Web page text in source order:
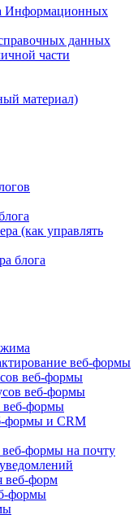
Информационных
данных
части
материал)
(как управлять
блога
веб-формы
веб-формы
веб-формы
веб-формы
формы и CRM
веб-формы на почту
веб-форм
формы